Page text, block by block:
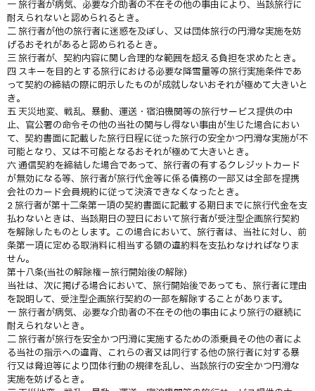
一 旅行者が病気、必要な介助者の不在その他の事由により、当該旅行に
耐えられないと認められるとき。
二 旅行者が他の旅行者に迷惑を及ぼし、又は団体旅行の円滑な実施を妨
げるおそれがあると認められるとき。
三 旅行者が、契約内容に関し合理的な範囲を超える負担を求めたとき。
四 スキーを目的とする旅行における必要な降雪量等の旅行実施条件であ
って契約の締結の際に明示したものが成就しないおそれが極めて大きいと
き。
五 天災地変、戦乱、暴動、運送・宿泊機関等の旅行サービス提供の中
止、官公署の命令その他の当社の関与し得ない事由が生じた場合におい
て、契約書面に記載した旅行日程に従った旅行の安全かつ円滑な実施が不
可能となり、又は不可能となるおそれが極めて大きいとき。
六 通信契約を締結した場合であって、旅行者の有するクレジットカード
が無効になる等、旅行者が旅行代金等に係る債務の一部又は全部を提携
会社のカード会員規約に従って決済できなくなったとき。
2 旅行者が第十二条第一項の契約書面に記載する期日までに旅行代金を支
払わないときは、当該期日の翌日において旅行者が受注型企画旅行契約
を解除したものとします。この場合において、旅行者は、当社に対し、前
条第一項に定める取消料に相当する額の違約料を支払わなければなりま
せん。
第十八条(当社の解除権－旅行開始後の解除)
当社は、次に掲げる場合において、旅行開始後であっても、旅行者に理由
を説明して、受注型企画旅行契約の一部を解除することがあります。
一 旅行者が病気、必要な介助者の不在その他の事由により旅行の継続に
耐えられないとき。
二 旅行者が旅行を安全かつ円滑に実施するための添乗員その他の者によ
る当社の指示への違背、これらの者又は同行する他の旅行者に対する暴
行又は脅迫等により団体行動の規律を乱し、当該旅行の安全かつ円滑な
実施を妨げるとき。